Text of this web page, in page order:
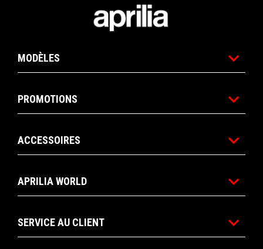
MODÈLES
PROMOTIONS
ACCESSOIRES
APRILIA WORLD
SERVICE AU CLIENT